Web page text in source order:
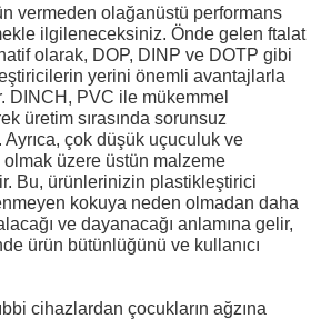
vermeden olağanüstü performans
ilgileneceksiniz. Önde gelen ftalat
olarak, DOP, DINP ve DOTP gibi
yerini önemli avantajlarla
DINCH, PVC ile mükemmel
üretim sırasında sorunsuz
çok düşük uçuculuk ve
üzere üstün malzeme
Bu, ürünlerinizin plastikleştirici
kokuya neden olmadan daha
ve dayanacağı anlamına gelir,
ürün bütünlüğünü ve kullanıcı
cihazlardan çocukların ağzına